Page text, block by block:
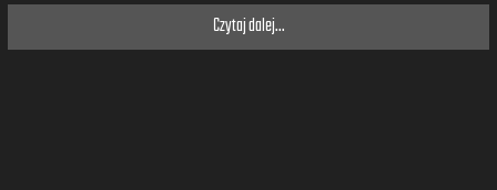
Czytaj dalej...